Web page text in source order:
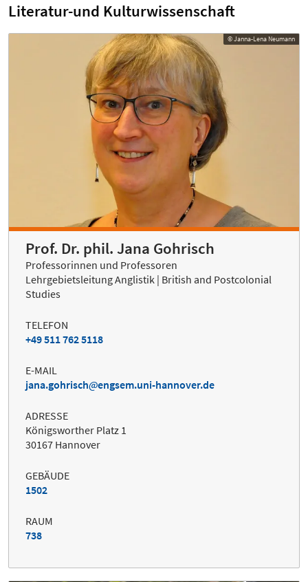
Literatur-und Kulturwissenschaft
© Janna-Lena Neumann
Prof. Dr. phil. Jana Gohrisch
Professorinnen und Professoren
Lehrgebietsleitung Anglistik | British and Postcolonial
Studies
TELEFON
+49 511 762 5118
E-MAIL
jana.gohrisch
engsem.uni-hannover.de
ADRESSE
Königsworther Platz 1
30167 Hannover
GEBÄUDE
1502
RAUM
738